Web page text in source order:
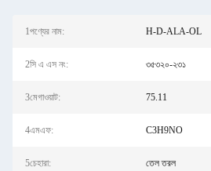
1পণ্যের নাম: H-D-ALA-OL
2সি এ এস নং: ৩৫৩২০-২৩১
3মেগাওয়াট: 75.11
4এমএফ: C3H9NO
5চেহারা: তেল তরল